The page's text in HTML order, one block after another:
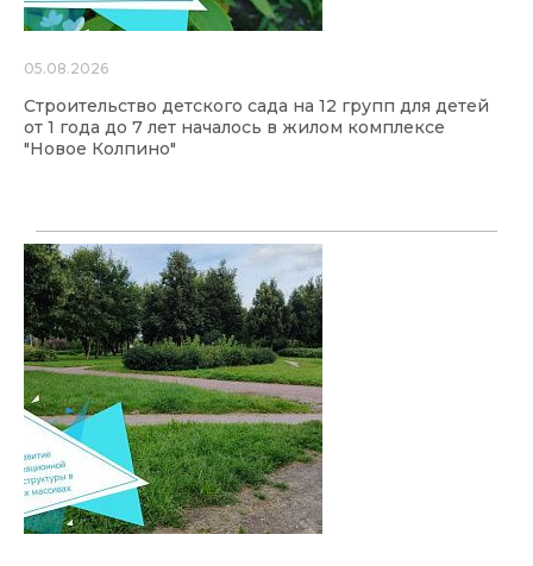
05.08.2026
Строительство детского сада на 12 групп для детей
от 1 года до 7 лет началось в жилом комплексе
"Новое Колпино"